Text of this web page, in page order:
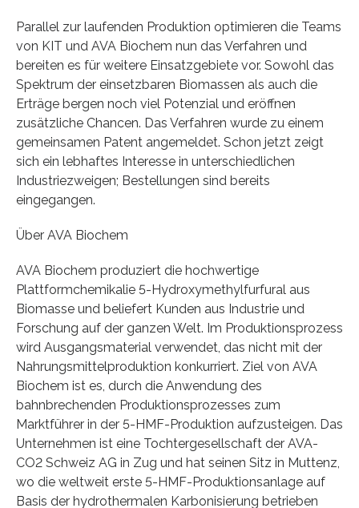
Parallel zur laufenden Produktion optimieren die Teams
von KIT und AVA Biochem nun das Verfahren und
bereiten es für weitere Einsatzgebiete vor. Sowohl das
Spektrum der einsetzbaren Biomassen als auch die
Erträge bergen noch viel Potenzial und eröffnen
zusätzliche Chancen. Das Verfahren wurde zu einem
gemeinsamen Patent angemeldet. Schon jetzt zeigt
sich ein lebhaftes Interesse in unterschiedlichen
Industriezweigen; Bestellungen sind bereits
eingegangen.
Über AVA Biochem
AVA Biochem produziert die hochwertige
Plattformchemikalie 5-Hydroxymethylfurfural aus
Biomasse und beliefert Kunden aus Industrie und
Forschung auf der ganzen Welt. Im Produktionsprozess
wird Ausgangsmaterial verwendet, das nicht mit der
Nahrungsmittelproduktion konkurriert. Ziel von AVA
Biochem ist es, durch die Anwendung des
bahnbrechenden Produktionsprozesses zum
Marktführer in der 5-HMF-Produktion aufzusteigen. Das
Unternehmen ist eine Tochtergesellschaft der AVA-
CO2 Schweiz AG in Zug und hat seinen Sitz in Muttenz,
wo die weltweit erste 5-HMF-Produktionsanlage auf
Basis der hydrothermalen Karbonisierung betrieben